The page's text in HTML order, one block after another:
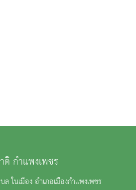
กำแพงเพชร
ในเมือง อำเภอเมืองกำแพงเพชร